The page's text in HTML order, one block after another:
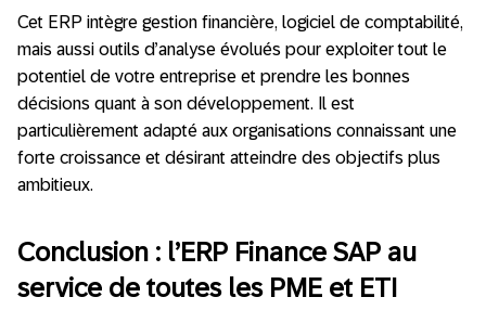
Cet ERP intègre gestion financière, logiciel de comptabilité,
mais aussi outils d’analyse évolués pour exploiter tout le
potentiel de votre entreprise et prendre les bonnes
décisions quant à son développement. Il est
particulièrement adapté aux organisations connaissant une
forte croissance et désirant atteindre des objectifs plus
ambitieux.
Conclusion : l’ERP Finance SAP au
service de toutes les PME et ETI